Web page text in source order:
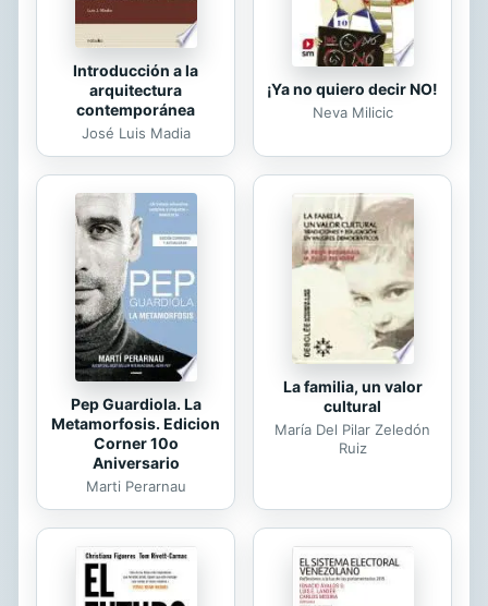
Introducción a la
arquitectura
contemporánea
José Luis Madia
¡Ya no quiero decir NO!
Neva Milicic
Pep Guardiola. La
Metamorfosis. Edicion
Corner 10o
Aniversario
Marti Perarnau
La familia, un valor
cultural
María Del Pilar Zeledón
Ruiz